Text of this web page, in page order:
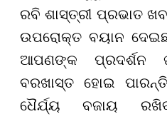
ରବି ଶାସ୍ତ୍ରୀ ପ୍ରଭାତ
ଉପରୋକ୍ତ ବୟାନ
ଆପଣଙ୍କ ପ୍ରଦର୍ଶନ
ବରଖାସ୍ତ ହୋଇ
ଧୈର୍ଯ୍ୟ ବଜାୟ